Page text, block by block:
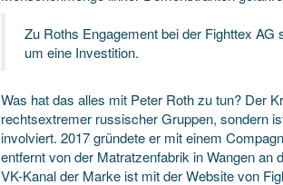
Zu Roths Engagement bei der Fighttex
um eine Investition.
Was hat das alles mit Peter Roth zu tun? Der
rechtsextremer russischer Gruppen, sondern
involviert. 2017 gründete er mit einem
entfernt von der Matratzenfabrik in Wangen
VK-Kanal der Marke ist mit der Website von